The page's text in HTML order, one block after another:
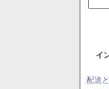
イン
配送